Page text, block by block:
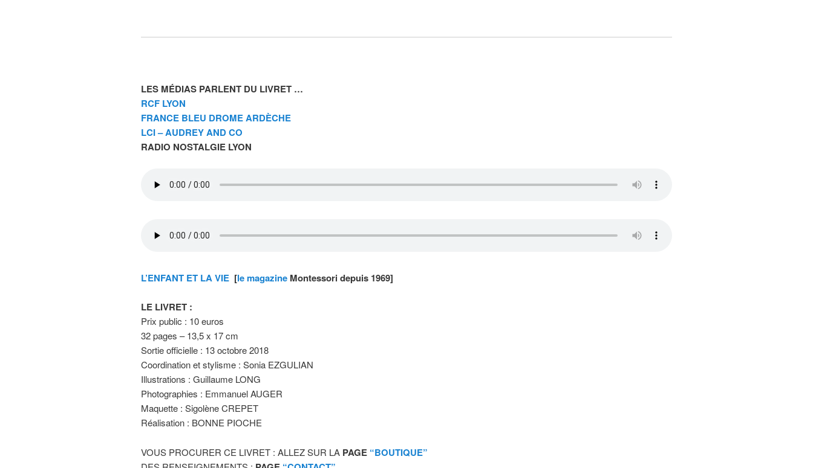
LES MÉDIAS PARLENT DU LIVRET …
RCF LYON
FRANCE BLEU DROME ARDÈCHE
LCI – AUDREY AND CO
RADIO NOSTALGIE LYON
L’ENFANT ET LA VIE [le magazine Montessori depuis 1969]
LE LIVRET :
Prix public : 10 euros
32 pages – 13,5 x 17 cm
Sortie officielle : 13 octobre 2018
Coordination et stylisme : Sonia EZGULIAN
Illustrations : Guillaume LONG
Photographies : Emmanuel AUGER
Maquette : Sigolène CREPET
Réalisation : BONNE PIOCHE
VOUS PROCURER CE LIVRET : ALLEZ SUR LA PAGE “BOUTIQUE”